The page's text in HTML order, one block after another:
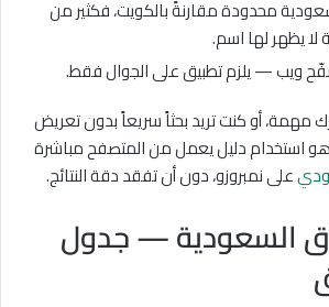
محدودة مقارنةً بالكويت، فكثير من
لا يظهر لها اسم.
ويب — يلزم تطبيق على الجوال فقط.
مهمة، أو كنت تريد بحثاً سريعاً بدون تعريض
هو استخدام دليل يعمل من المتصفح مباشرة
على نمبروزو، دون أن تفقد دقة النتائج.
السعودية — جدول